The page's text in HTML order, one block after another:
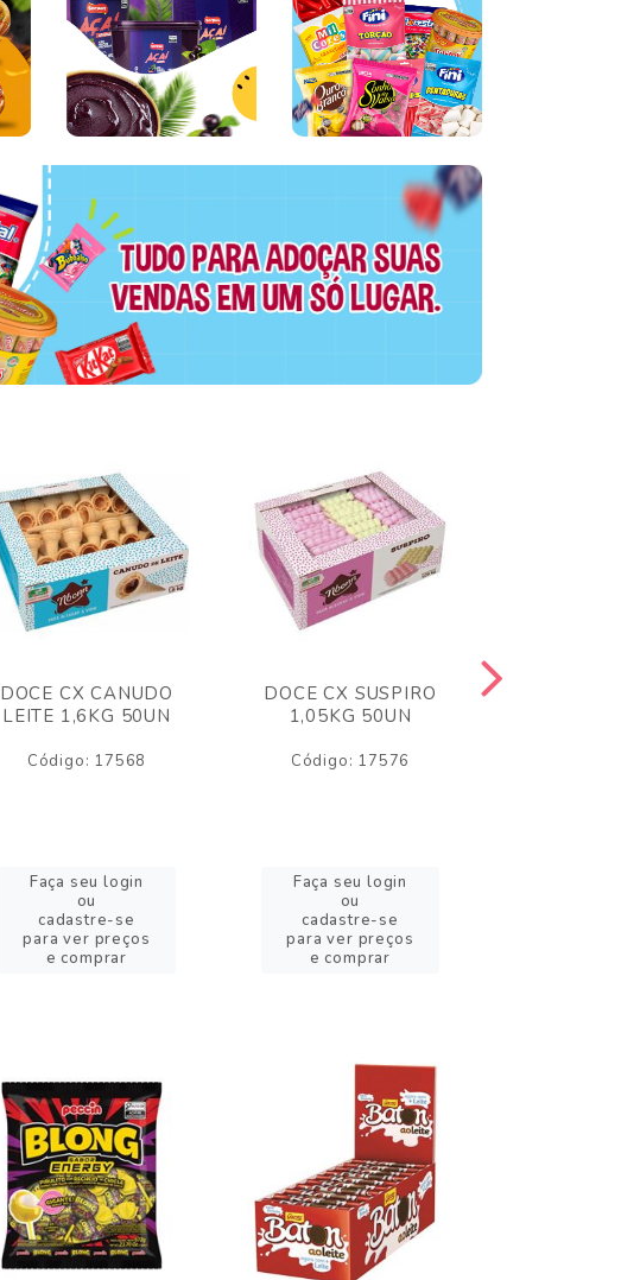
DOCE CX CANUDO
LEITE 1,6KG 50UN
Código: 17568
Faça seu login
ou
cadastre-se
para ver preços
e comprar
DOCE CX SUSPIRO
1,05KG 50UN
Código: 17576
Faça seu login
ou
cadastre-se
para ver preços
e comprar